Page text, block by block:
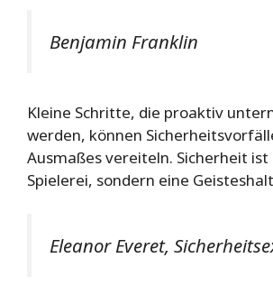
Benjamin Franklin
Kleine Schritte, die proaktiv
werden, können
Ausmaßes vereiteln. Sicherheit ist
Spielerei, sondern eine
Eleanor Everet,